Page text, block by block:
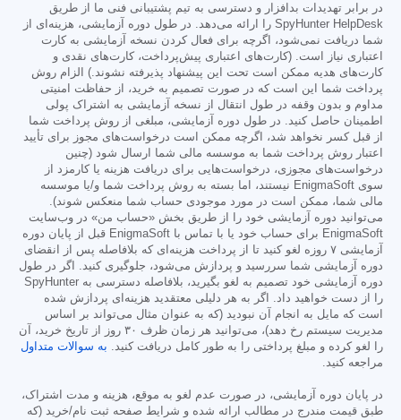
در برابر تهدیدات بدافزار و دسترسی به تیم پشتیبانی فنی ما از طریق
SpyHunter HelpDesk را ارائه می‌دهد. در طول دوره آزمایشی، هزینه‌ای از
شما دریافت نمی‌شود، اگرچه برای فعال کردن نسخه آزمایشی به کارت
اعتباری نیاز است. (کارت‌های اعتباری پیش‌پرداخت، کارت‌های نقدی و
کارت‌های هدیه ممکن است تحت این پیشنهاد پذیرفته نشوند.) الزام روش
پرداخت شما این است که در صورت تصمیم به خرید، از حفاظت امنیتی
مداوم و بدون وقفه در طول انتقال از نسخه آزمایشی به اشتراک پولی
اطمینان حاصل کنید. در طول دوره آزمایشی، مبلغی از روش پرداخت شما
از قبل کسر نخواهد شد، اگرچه ممکن است درخواست‌های مجوز برای تأیید
اعتبار روش پرداخت شما به موسسه مالی شما ارسال شود (چنین
درخواست‌های مجوزی، درخواست‌هایی برای دریافت هزینه یا کارمزد از
سوی EnigmaSoft نیستند، اما بسته به روش پرداخت شما و/یا موسسه
مالی شما، ممکن است در مورد موجودی حساب شما منعکس شوند).
می‌توانید دوره آزمایشی خود را از طریق بخش «حساب من» در وب‌سایت
EnigmaSoft برای حساب خود یا با تماس با EnigmaSoft قبل از پایان دوره
آزمایشی ۷ روزه لغو کنید تا از پرداخت هزینه‌ای که بلافاصله پس از انقضای
دوره آزمایشی شما سررسید و پردازش می‌شود، جلوگیری کنید. اگر در طول
دوره آزمایشی خود تصمیم به لغو بگیرید، بلافاصله دسترسی به SpyHunter
را از دست خواهید داد. اگر به هر دلیلی معتقدید هزینه‌ای پردازش شده
است که مایل به انجام آن نبودید (که به عنوان مثال می‌تواند بر اساس
مدیریت سیستم رخ دهد)، می‌توانید هر زمان ظرف ۳۰ روز از تاریخ خرید، آن
را لغو کرده و مبلغ پرداختی را به طور کامل دریافت کنید. به سوالات متداول
مراجعه کنید.
در پایان دوره آزمایشی، در صورت عدم لغو به موقع، هزینه و مدت اشتراک،
طبق قیمت مندرج در مطالب ارائه شده و شرایط صفحه ثبت نام/خرید (که